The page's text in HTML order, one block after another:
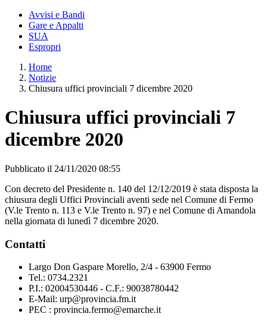
Avvisi e Bandi
Gare e Appalti
SUA
Espropri
Home
Notizie
Chiusura uffici provinciali 7 dicembre 2020
Chiusura uffici provinciali 7
dicembre 2020
Pubblicato il 24/11/2020 08:55
Con decreto del Presidente n. 140 del 12/12/2019 è stata disposta la
chiusura degli Uffici Provinciali aventi sede nel Comune di Fermo
(V.le Trento n. 113 e V.le Trento n. 97) e nel Comune di Amandola
nella giornata di lunedì 7 dicembre 2020.
Contatti
Largo Don Gaspare Morello, 2/4 - 63900 Fermo
Tel.: 0734.2321
P.I.: 02004530446 - C.F.: 90038780442
E-Mail: urp@provincia.fm.it
PEC : provincia.fermo@emarche.it